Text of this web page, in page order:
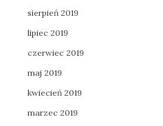
sierpień 2019
lipiec 2019
czerwiec 2019
maj 2019
kwiecień 2019
marzec 2019